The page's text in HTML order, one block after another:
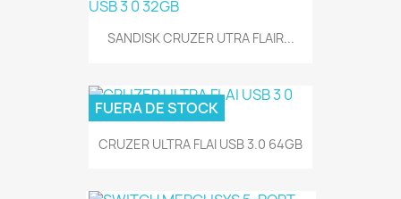
SANDISK CRUZER UTRA FLAIR...
CRUZER ULTRA FLAI USB 3.0 64GB
FUERA DE STOCK